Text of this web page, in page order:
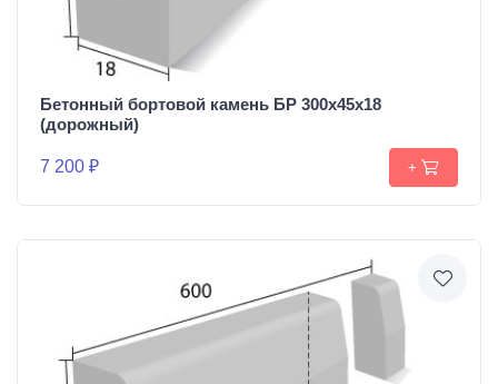
Бетонный бортовой камень БР 300х45х18
(дорожный)
7 200 ₽ +